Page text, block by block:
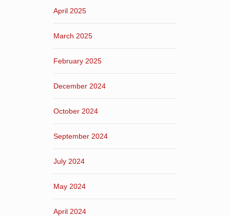
April 2025
March 2025
February 2025
December 2024
October 2024
September 2024
July 2024
May 2024
April 2024